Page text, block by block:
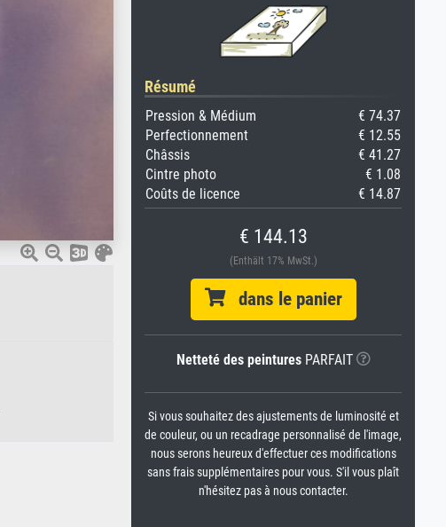
Résumé
Pression & Médium
€ 74.37
Perfectionnement
€ 12.55
Châssis
€ 41.27
Cintre photo
€ 1.08
Coûts de licence
€ 14.87
€ 144.13
(Enthält 17% MwSt.)
dans le panier
Netteté des peinturesPARFAIT
Si vous souhaitez des ajustements de luminosité et
de couleur, ou un recadrage personnalisé de l'image,
nous serons heureux d'effectuer ces modifications
sans frais supplémentaires pour vous. S'il vous plaît
n'hésitez pas à nous contacter.